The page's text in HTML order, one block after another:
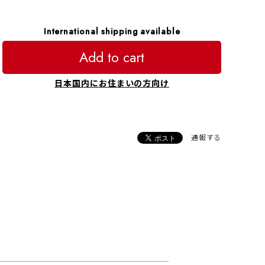
International shipping available
Add to cart
日本国内にお住まいの方向け
通報する